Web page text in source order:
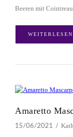
Beeren mit
WEITERLESEN
Amaretto
15/06/2021